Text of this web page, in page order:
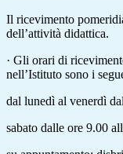
Il ricevimento
dell’attività didattica.
· Gli orari di
nell’Istituto sono i
dal lunedì al venerdì
sabato dalle ore 9.00